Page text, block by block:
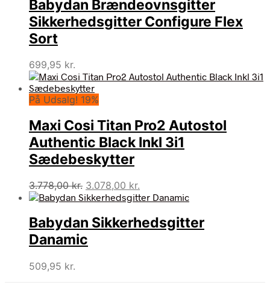
Babydan Brændeovnsgitter
Sikkerhedsgitter Configure Flex
Sort
699,95 kr.
På Udsalg! 19%
Maxi Cosi Titan Pro2 Autostol
Authentic Black Inkl 3i1
Sædebeskytter
3.778,00kr. Den
oprindelige
var:
3.778,00 kr..
3.078,00 kr.
aktuelle
er:
3.078,00 kr..
Babydan Sikkerhedsgitter
Danamic
509,95 kr.